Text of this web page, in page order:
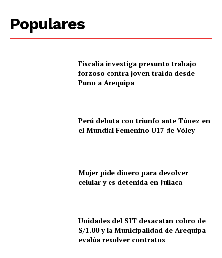
Populares
Fiscalía investiga presunto trabajo
forzoso contra joven traída desde
Puno a Arequipa
Perú debuta con triunfo ante Túnez en
el Mundial Femenino U17 de Vóley
Mujer pide dinero para devolver
celular y es detenida en Juliaca
Unidades del SIT desacatan cobro de
S/1.00 y la Municipalidad de Arequipa
evalúa resolver contratos